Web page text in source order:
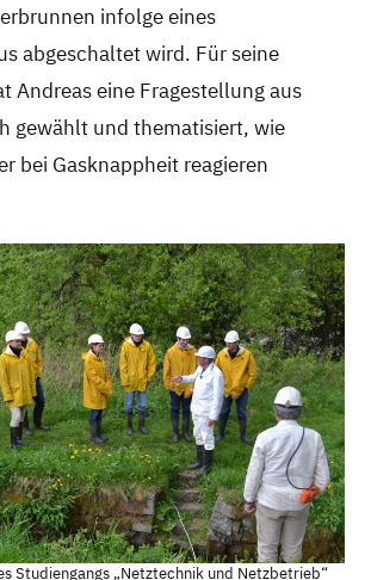
infolge eines
abgeschaltet wird. Für seine
Andreas eine Fragestellung aus
gewählt und thematisiert, wie
bei Gasknappheit reagieren
Studiengangs „Netztechnik und Netzbetrieb“